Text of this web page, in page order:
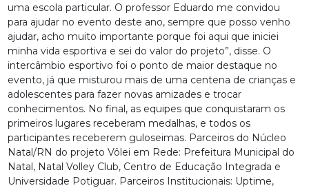
uma escola particular. O professor Eduardo me convidou
para ajudar no evento deste ano, sempre que posso venho
ajudar, acho muito importante porque foi aqui que iniciei
minha vida esportiva e sei do valor do projeto”, disse. O
intercâmbio esportivo foi o ponto de maior destaque no
evento, já que misturou mais de uma centena de crianças e
adolescentes para fazer novas amizades e trocar
conhecimentos. No final, as equipes que conquistaram os
primeiros lugares receberam medalhas, e todos os
participantes receberem guloseimas. Parceiros do Núcleo
Natal/RN do projeto Vôlei em Rede: Prefeitura Municipal do
Natal, Natal Volley Club, Centro de Educação Integrada e
Universidade Potiguar. Parceiros Institucionais: Uptime,